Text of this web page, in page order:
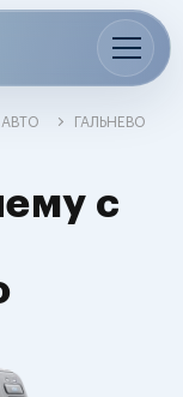
ГАЛЬНЕВО
с